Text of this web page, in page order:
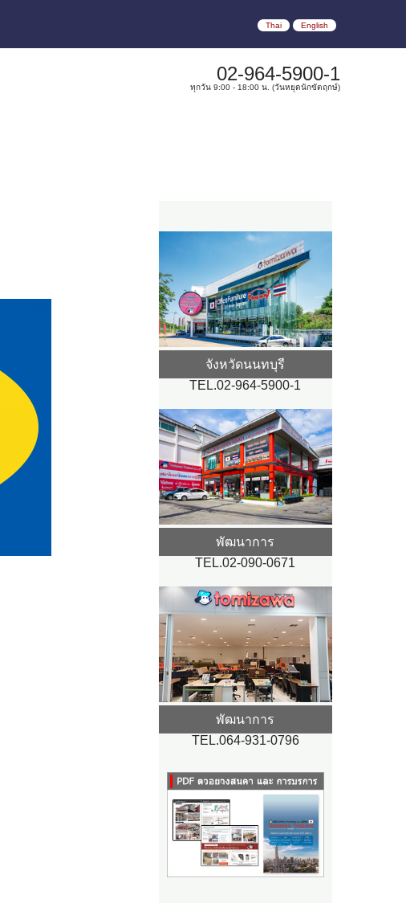
Thai English
02-964-5900-1
ทุกวัน 9:00 - 18:00 น. (วันหยุดนักขัตฤกษ์)
จังหวัดนนทบุรี
TEL.02-964-5900-1
พัฒนาการ
TEL.02-090-0671
พัฒนาการ
TEL.064-931-0796